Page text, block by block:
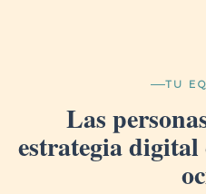
TU
Las
estrategia digital